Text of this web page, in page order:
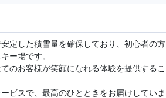
定した積雪量を確保しており、初心者の方
ー場です。
のお客様が笑顔になれる体験を提供するこ
ビスで、最高のひとときをお届けしていま